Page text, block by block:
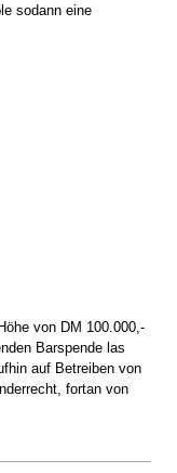
sodann eine
von DM 100.000,-
Barspende las
auf Betreiben von
fortan von